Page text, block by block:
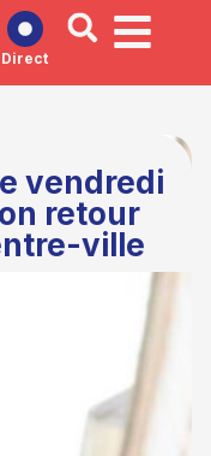
Direct
vendredi
retour
ville